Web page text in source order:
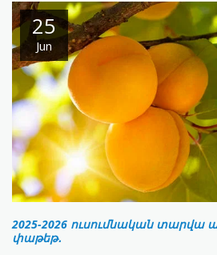
25
Jun
2025-2026 ուսումնական
փաթեթ․